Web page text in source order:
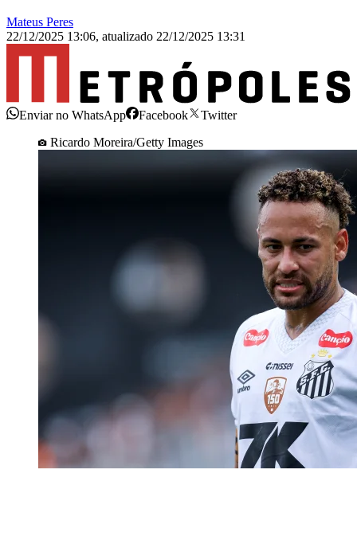
Mateus Peres
22/12/2025 13:06, atualizado 22/12/2025 13:31
Enviar no WhatsApp Facebook
Twitter
Ricardo Moreira/Getty Images